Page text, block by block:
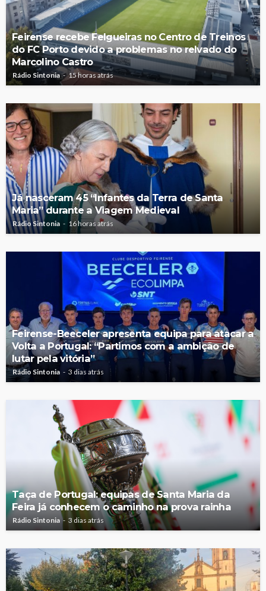
Feirense recebe Felgueiras no Centro de Treinos
do FC Porto devido a problemas no relvado do
Marcolino Castro
Rádio Sintonia 15 horas atrás
Já nasceram 45 “Infantes da Terra de Santa
Maria” durante a Viagem Medieval
Rádio Sintonia 16 horas atrás
Feirense-Beeceler apresenta equipa para atacar a
Volta a Portugal: “Partimos com a ambição de
lutar pela vitória”
Rádio Sintonia 3 dias atrás
Taça de Portugal: equipas de Santa Maria da
Feira já conhecem o caminho na prova rainha
Rádio Sintonia 3 dias atrás